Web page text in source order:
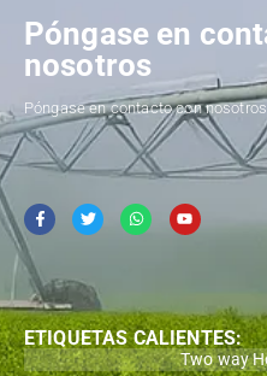
Póngase en
nosotros
Póngase en contacto con nosotros
ETIQUETAS CALIENTES:
Two way